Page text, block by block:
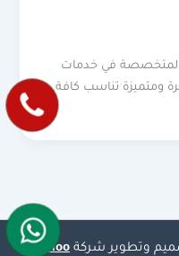
المتخصصة في خدمات
ومتميزة تناسب كافة
Olymoo